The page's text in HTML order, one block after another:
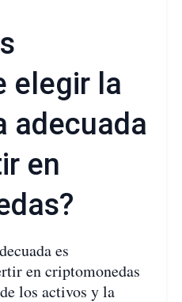
elegir la
adecuada
en
es
en criptomonedas
los activos y la